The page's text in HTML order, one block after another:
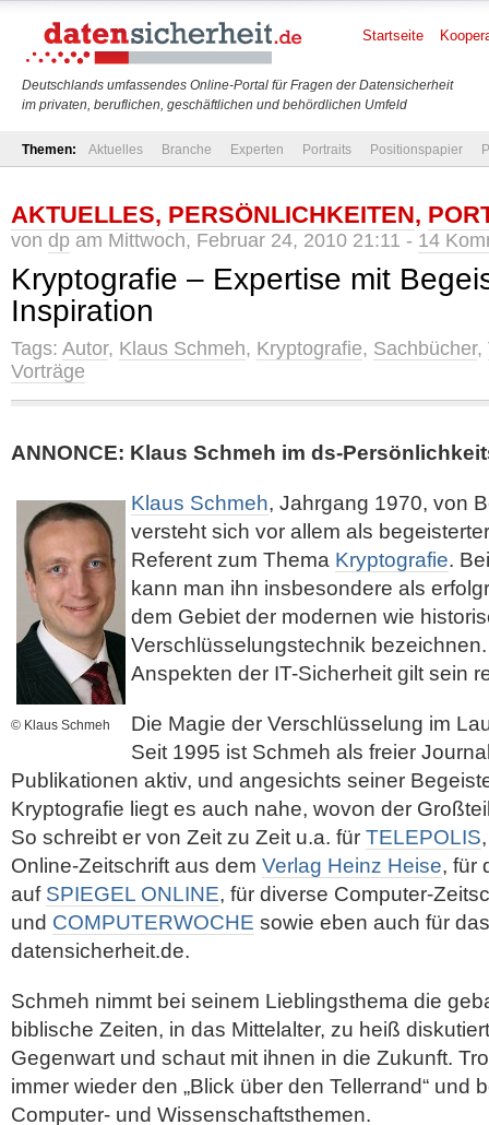
Deutschlands umfassendes Online-Portal für Fragen der Datensicherheit
im privaten, beruflichen, geschäftlichen und behördlichen Umfeld
Startseite
Themen: Aktuelles Branche Experten Portraits Positionspapier
AKTUELLES, PERSÖNLICHKEITEN,
von dp am Mittwoch, Februar 24, 2010 21:11 - 14
Kryptografie – Expertise mit
Inspiration
Tags: Autor, Klaus Schmeh, Kryptografie, Sachbücher,
Vorträge
ANNONCE: Klaus Schmeh im ds-
© Klaus Schmeh
Klaus Schmeh, Jahrgang 1970, von
versteht sich vor allem als
Referent zum Thema Kryptografie.
kann man ihn insbesondere als
dem Gebiet der modernen wie
Verschlüsselungstechnik
Anspekten der IT-Sicherheit gilt sein
Die Magie der Verschlüsselung im
Seit 1995 ist Schmeh als freier
Publikationen aktiv, und angesichts seiner
Kryptografie liegt es auch nahe, wovon der
So schreibt er von Zeit zu Zeit u.a. für TELEPOLIS
Online-Zeitschrift aus dem Verlag Heinz Heise, für
auf SPIEGEL ONLINE, für diverse Computer-
und COMPUTERWOCHE sowie eben auch für
datensicherheit.de.
Schmeh nimmt bei seinem Lieblingsthema die
biblische Zeiten, in das Mittelalter, zu heiß
Gegenwart und schaut mit ihnen in die Zukunft.
immer wieder den „Blick über den Tellerrand“ und
Computer- und Wissenschaftsthemen.